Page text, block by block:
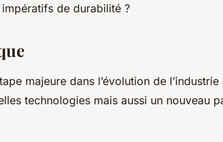
de durabilité ?
majeure dans l’évolution de
technologies mais aussi un nouveau